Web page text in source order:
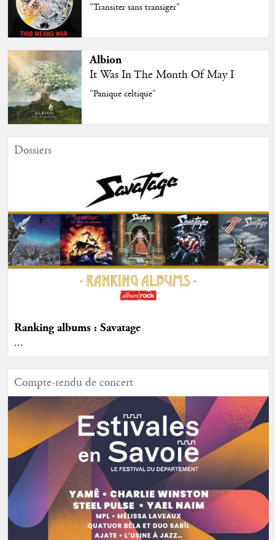
"Transiter sans transiger"
Albion
It Was In The Month Of May I
"Panique celtique"
Dossiers
Ranking albums : Savatage
...
Compte-rendu de concert